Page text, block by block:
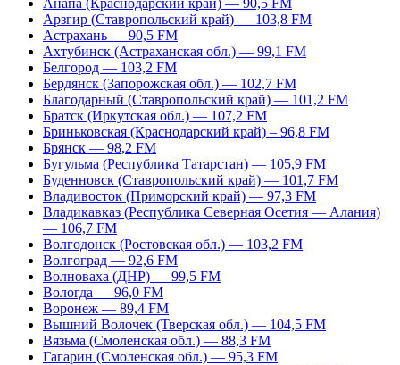
Анапа (Краснодарский край) — 90,5 FM
Арзгир (Ставропольский край) — 103,8 FM
Астрахань — 90,5 FM
Ахтубинск (Астраханская обл.) — 99,1 FM
Белгород — 103,2 FM
Бердянск (Запорожская обл.) — 102,7 FM
Благодарный (Ставропольский край) — 101,2 FM
Братск (Иркутская обл.) — 107,2 FM
Бриньковская (Краснодарский край) – 96,8 FM
Брянск — 98,2 FM
Бугульма (Республика Татарстан) — 105,9 FM
Буденновск (Ставропольский край) — 101,7 FM
Владивосток (Приморский край) — 97,3 FM
Владикавказ (Республика Северная Осетия — Алания)
— 106,7 FM
Волгодонск (Ростовская обл.) — 103,2 FM
Волгоград — 92,6 FM
Волноваха (ДНР) — 99,5 FM
Вологда — 96,0 FM
Воронеж — 89,4 FM
Вышний Волочек (Тверская обл.) — 104,5 FM
Вязьма (Смоленская обл.) — 88,3 FM
Гагарин (Смоленская обл.) — 95,3 FM